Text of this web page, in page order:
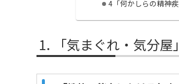
4「何かしらの精神
「気まぐれ・気分